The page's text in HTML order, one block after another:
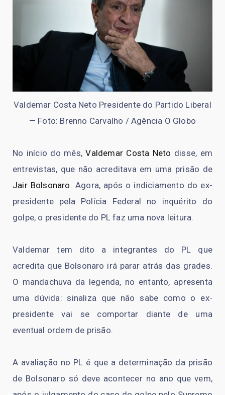
Valdemar Costa Neto Presidente do Partido Liberal
— Foto: Brenno Carvalho / Agência O Globo
No início do mês,Valdemar Costa Neto disse, em
entrevistas, que não acreditava em uma prisão de
Jair Bolsonaro. Agora, após o indiciamento do ex-
presidente pela Polícia Federal no inquérito do
golpe, o presidente do PL faz uma nova leitura.
Valdemar tem dito a integrantes do PL que
acredita que Bolsonaro irá parar atrás das grades.
O mandachuva da legenda, no entanto, apresenta
uma dúvida: sinaliza que não sabe como o ex-
presidente vai se comportar diante de uma
eventual ordem de prisão.
A avaliação no PL é que a determinação da prisão
de Bolsonaro só deve acontecer no ano que vem,